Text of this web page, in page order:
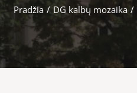
Pradžia / DG kalbų mozaika /